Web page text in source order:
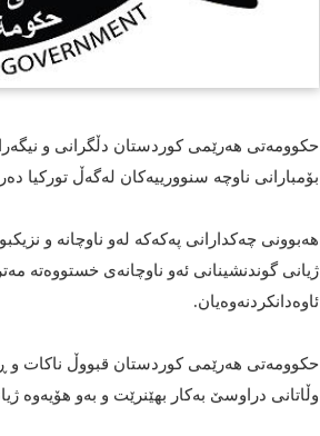
حكوومه‌تى هه‌رێمى كوردستان دڵگرانى و
بۆمبارانى ناوچه‌ سنوورییه‌كان له‌گه‌ڵ
هه‌بوونى چه‌كدارانى په‌كه‌كه‌ له‌و ناوچانه‌ و
ژیانى گوندنشینانى ئه‌و ناوچانه‌ى خستووه‌ته‌
ئاوه‌دانكردنه‌وه‌یان.
حكوومه‌تى هه‌رێمى كوردستان قبووڵ ناكات و
وڵاتانى دراوسێ به‌كار بهێنرێت و به‌و هۆیه‌وه‌